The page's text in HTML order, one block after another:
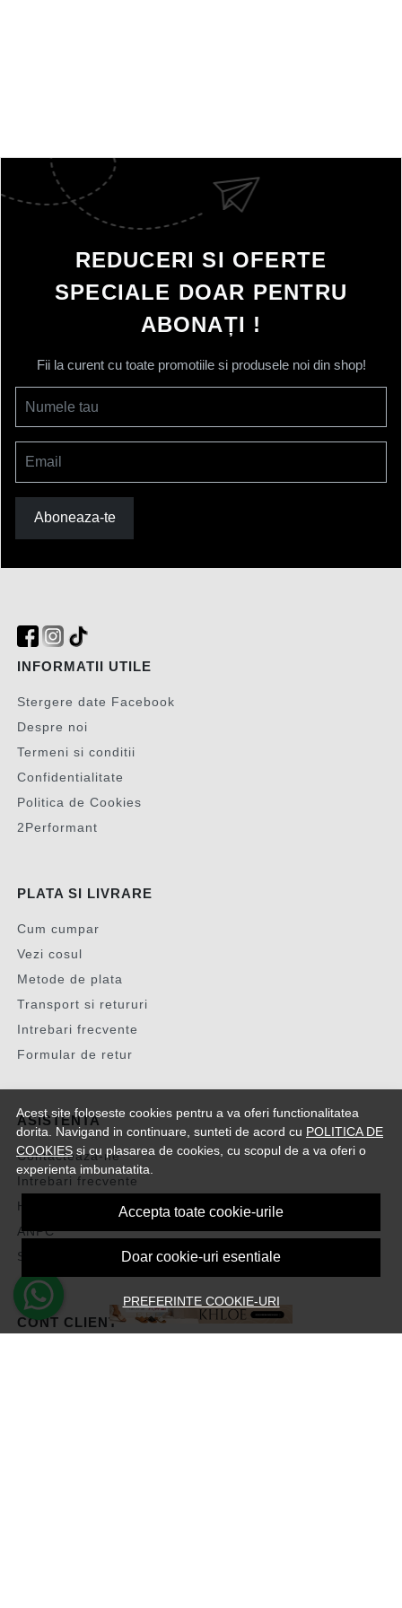
Acest site foloseste cookies pentru a va oferi functionalitatea
dorita. Navigand in continuare, sunteti de acord cu POLITICA DE
COOKIES si cu plasarea de cookies, cu scopul de a va oferi o
experienta imbunatatita.
Accepta toate cookie-urile
Doar cookie-uri esentiale
PREFERINTE COOKIE-URI
REDUCERI SI OFERTE
SPECIALE DOAR PENTRU
ABONAȚI !
Fii la curent cu toate promotiile si produsele noi din shop!
Numele tau
Email
Aboneaza-te
INFORMATII UTILE
Stergere date Facebook
Despre noi
Termeni si conditii
Confidentialitate
Politica de Cookies
2Performant
PLATA SI LIVRARE
Cum cumpar
Vezi cosul
Metode de plata
Transport si retururi
Intrebari frecvente
Formular de retur
ASISTENTA
Contacteaza-ne
Intrebari frecvente
Harta site
ANPC
Solutionarea litigiilor
CONT CLIENT